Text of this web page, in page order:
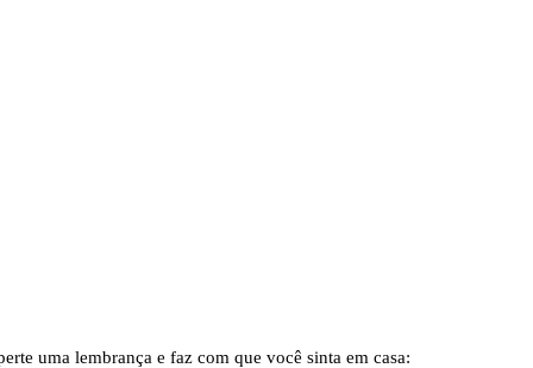
uma lembrança e faz com que você sinta em casa: